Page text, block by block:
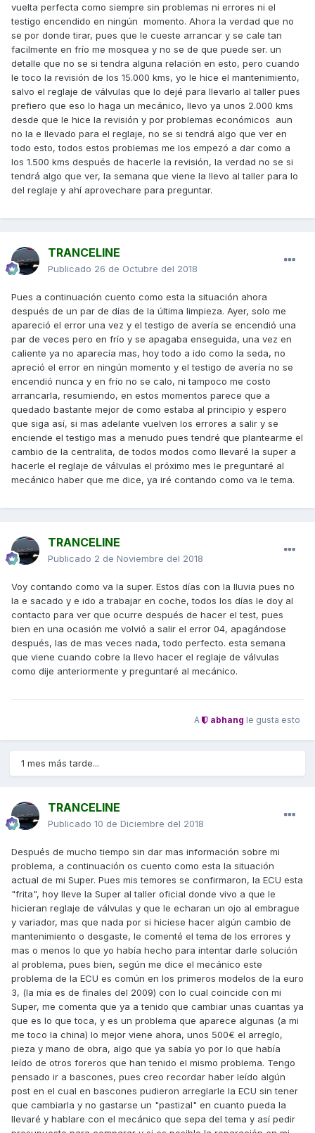
vuelta perfecta como siempre sin problemas ni errores ni el
testigo encendido en ningún momento. Ahora la verdad que no
se por donde tirar, pues que le cueste arrancar y se cale tan
facilmente en frío me mosquea y no se de que puede ser. un
detalle que no se si tendra alguna relación en esto, pero cuando
le toco la revisión de los 15.000 kms, yo le hice el mantenimiento,
salvo el reglaje de válvulas que lo dejé para llevarlo al taller pues
prefiero que eso lo haga un mecánico, llevo ya unos 2.000 kms
desde que le hice la revisión y por problemas económicos aun
no la e llevado para el reglaje, no se si tendrá algo que ver en
todo esto, todos estos problemas me los empezó a dar como a
los 1.500 kms después de hacerle la revisión, la verdad no se si
tendrá algo que ver, la semana que viene la llevo al taller para lo
del reglaje y ahí aprovechare para preguntar.
TRANCELINE
Publicado 26 de Octubre del 2018
Pues a continuación cuento como esta la situación ahora
después de un par de días de la última limpieza. Ayer, solo me
apareció el error una vez y el testigo de avería se encendió una
par de veces pero en frío y se apagaba enseguida, una vez en
caliente ya no aparecía mas, hoy todo a ido como la seda, no
apreció el error en ningún momento y el testigo de avería no se
encendió nunca y en frío no se calo, ni tampoco me costo
arrancarla, resumiendo, en estos momentos parece que a
quedado bastante mejor de como estaba al principio y espero
que siga así, si mas adelante vuelven los errores a salir y se
enciende el testigo mas a menudo pues tendré que plantearme el
cambio de la centralita, de todos modos como llevaré la super a
hacerle el reglaje de válvulas el próximo mes le preguntaré al
mecánico haber que me dice, ya iré contando como va le tema.
TRANCELINE
Publicado 2 de Noviembre del 2018
Voy contando como va la super. Estos días con la lluvia pues no
la e sacado y e ido a trabajar en coche, todos los días le doy al
contacto para ver que ocurre después de hacer el test, pues
bien en una ocasión me volvió a salir el error 04, apagándose
después, las de mas veces nada, todo perfecto. esta semana
que viene cuando cobre la llevo hacer el reglaje de válvulas
como dije anteriormente y preguntaré al mecánico.
A abhang le gusta esto
1 mes más tarde...
TRANCELINE
Publicado 10 de Diciembre del 2018
Después de mucho tiempo sin dar mas información sobre mi
problema, a continuación os cuento como esta la situación
actual de mi Super. Pues mis temores se confirmaron, la ECU esta
"frita", hoy lleve la Super al taller oficial donde vivo a que le
hicieran reglaje de válvulas y que le echaran un ojo al embrague
y variador, mas que nada por si hiciese hacer algún cambio de
mantenimiento o desgaste, le comenté el tema de los errores y
mas o menos lo que yo había hecho para intentar darle solución
al problema, pues bien, según me dice el mecánico este
problema de la ECU es común en los primeros modelos de la euro
3, (la mía es de finales del 2009) con lo cual coincide con mi
Super, me comenta que ya a tenido que cambiar unas cuantas ya
que es lo que toca, y es un problema que aparece algunas (a mi
me toco la china) lo mejor viene ahora, unos 500€ el arreglo,
pieza y mano de obra, algo que ya sabía yo por lo que había
leído de otros foreros que han tenido el mismo problema. Tengo
pensado ir a bascones, pues creo recordar haber leído algún
post en el cual en bascones pudieron arreglarle la ECU sin tener
que cambiarla y no gastarse un "pastizal" en cuanto pueda la
llevaré y hablare con el mecánico que sepa del tema y así pedir